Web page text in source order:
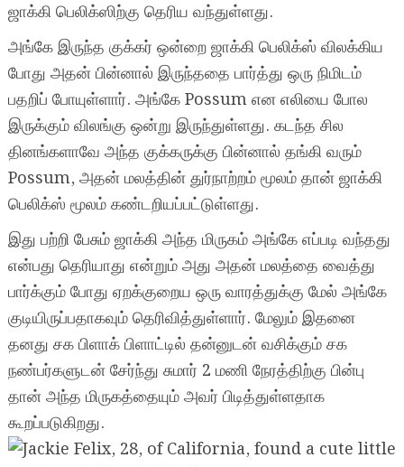
ஜாக்கி பெலிக்ஸிற்கு தெரிய வந்துள்ளது.
அங்கே இருந்த குக்கர் ஒன்றை ஜாக்கி பெலிக்ஸ் விலக்கிய
போது அதன் பின்னால் இருந்ததை பார்த்து ஒரு நிமிடம்
பதறிப் போயுள்ளார். அங்கே Possum என எலியை போல
இருக்கும் விலங்கு ஒன்று இருந்துள்ளது. கடந்த சில
தினங்களாவே அந்த குக்கருக்கு பின்னால் தங்கி வரும்
Possum, அதன் மலத்தின் துர்நாற்றம் மூலம் தான் ஜாக்கி
பெலிக்ஸ் மூலம் கண்டறியப்பட்டுள்ளது.
இது பற்றி பேசும் ஜாக்கி அந்த மிருகம் அங்கே எப்படி வந்தது
என்பது தெரியாது என்றும் அது அதன் மலத்தை வைத்து
பார்க்கும் போது ஏறக்குறைய ஒரு வாரத்துக்கு மேல் அங்கே
குடியிருப்பதாகவும் தெரிவித்துள்ளார். மேலும் இதனை
தனது சக பிளாக் பிளாட்டில் தன்னுடன் வசிக்கும் சக
நண்பர்களுடன் சேர்ந்து சுமார் 2 மணி நேரத்திற்கு பின்பு
தான் அந்த மிருகத்தையும் அவர் பிடித்துள்ளதாக
கூறப்படுகிறது.